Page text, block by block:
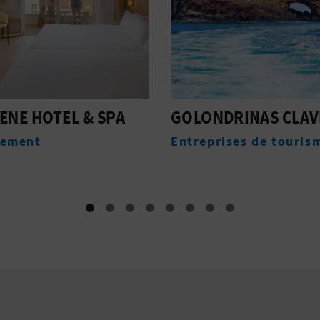
CLAVEL
de tourisme actif
PLANETARI DE
CASTELLÓ